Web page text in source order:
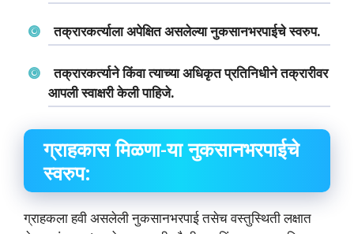
तक्रारकर्त्‍याला अपेक्षित असलेल्‍या नुकसानभरपाईचे स्‍वरुप.
तक्रारकर्त्‍याने किंवा त्‍याच्‍या अधिकृत प्रतिनिधीने तक्रारीवर
आपली स्‍वाक्षरी केली पाहिजे.
ग्राहकास मिळणा-या नुकसानभरपाईचे
स्‍वरुप:
ग्राहकला हवी असलेली नुकसानभरपाई तसेच वस्‍तुस्थिती लक्षात